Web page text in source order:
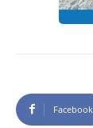
Facebook